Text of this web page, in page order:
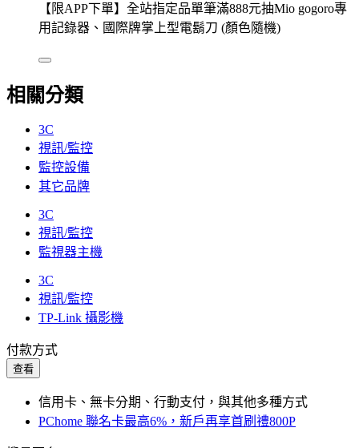
【限APP下單】全站指定品單筆滿888元抽Mio gogoro專
用記錄器、國際牌掌上型電鬍刀 (顏色隨機)
相關分類
3C
視訊/監控
監控設備
其它品牌
3C
視訊/監控
監視器主機
3C
視訊/監控
TP-Link 攝影機
付款方式
查看
信用卡、無卡分期、行動支付，與其他多種方式
PChome 聯名卡最高6%，新戶再享首刷禮800P